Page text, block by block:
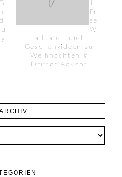
G
o
d
l:
Fr
ee
W
allpaper und
Geschenkideen zu
Weihnachten #
Dritter Advent
ARCHIV